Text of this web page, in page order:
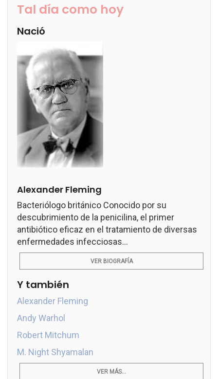
Tal día como hoy
Nació
Alexander Fleming
Bacteriólogo británico Conocido por su
descubrimiento de la penicilina, el primer
antibiótico eficaz en el tratamiento de diversas
enfermedades infecciosas...
VER BIOGRAFÍA
Y también
Alexander Fleming
Andy Warhol
Robert Mitchum
M. Night Shyamalan
VER MÁS...